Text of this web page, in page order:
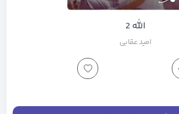
الله 2
امید عقابی